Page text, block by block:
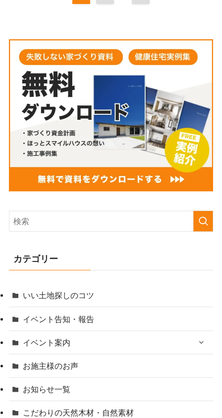
カテゴリー
いい土地探しのコツ
イベント告知・報告
イベント案内
お施主様のお声
お知らせ一覧
こだわりの天然木材・自然素材